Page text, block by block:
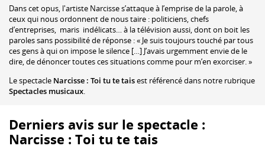
Dans cet opus, l'artiste Narcisse s’attaque à l’emprise de la parole, à
ceux qui nous ordonnent de nous taire : politiciens, chefs
d’entreprises, maris indélicats… à la télévision aussi, dont on boit les
paroles sans possibilité de réponse : « Je suis toujours touché par tous
ces gens à qui on impose le silence […] J’avais urgemment envie de le
dire, de dénoncer toutes ces situations comme pour m’en exorciser. »
Le spectacle Narcisse : Toi tu te taisest référencé dans notre rubrique
Spectacles musicaux.
Derniers avis sur le spectacle :
Narcisse : Toi tu te tais